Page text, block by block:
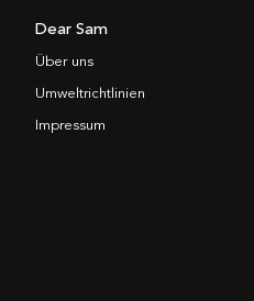
Dear Sam
Über uns
Umweltrichtlinien
Impressum